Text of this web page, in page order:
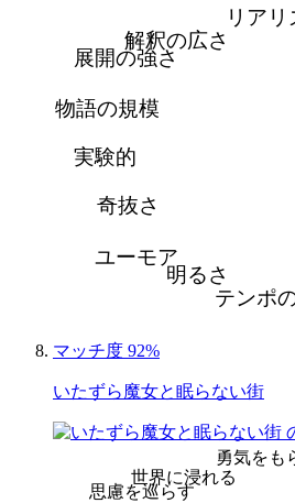
リアリ
テンポ
明るさ
ユーモア
奇抜さ
実験的
物語の規模
展開の強さ
解釈の広さ
マッチ度 92%
いたずら魔女と眠らない街
勇気をも
思慮を巡らす
世界に浸れる